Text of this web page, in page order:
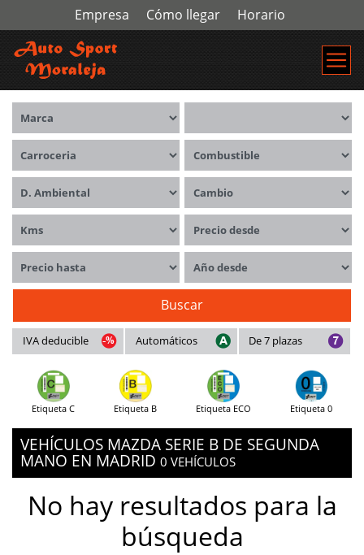
Empresa Cómo llegar Horario
Marca
Carrocerías Combustible
Distintivo ambiental Cambio
Kms Precio desde
Precio hasta Año desde
Buscar
IVA deducible Automáticos De 7 plazas
Etiqueta C Etiqueta B Etiqueta ECO Etiqueta 0
VEHÍCULOS MAZDA SERIE B DE SEGUNDA
MANO EN MADRID 0 VEHÍCULOS
No hay resultados para la
búsqueda